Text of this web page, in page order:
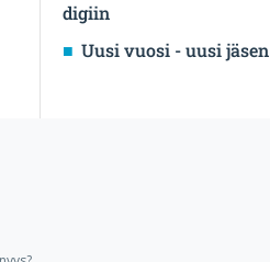
digiin
Uusi vuosi - uusi jäsen